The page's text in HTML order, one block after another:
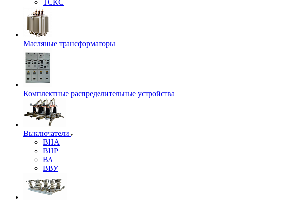
ТСКС
Масляные трансформаторы
Комплектные распределительные устройства
Выключатели
ВНА
ВНР
ВА
ВВУ